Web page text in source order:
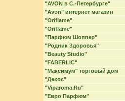
"AVON в С.-Петербурге"
"Avon" интернет магазин
"Oriflame"
"Oriflame"
"Парфюм Шоппер"
"Родник Здоровья"
"Beauty Studio"
"FABERLIC"
"Максимум" торговый дом
"Декос"
"Viparoma.Ru"
"Евро Парфюм"